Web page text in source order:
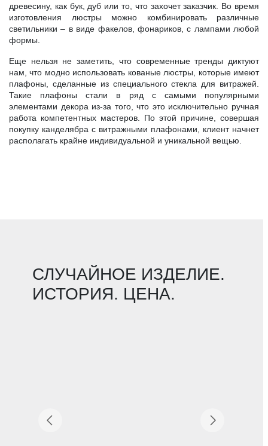
древесину, как бук, дуб или то, что захочет заказчик. Во время
изготовления люстры можно комбинировать различные
светильники – в виде факелов, фонариков, с лампами любой
формы.
Еще нельзя не заметить, что современные тренды диктуют
нам, что модно использовать кованые люстры, которые имеют
плафоны, сделанные из специального стекла для витражей.
Такие плафоны стали в ряд с самыми популярными
элементами декора из-за того, что это исключительно ручная
работа компетентных мастеров. По этой причине, совершая
покупку канделябра с витражными плафонами, клиент начнет
располагать крайне индивидуальной и уникальной вещью.
СЛУЧАЙНОЕ ИЗДЕЛИЕ.
ИСТОРИЯ. ЦЕНА.